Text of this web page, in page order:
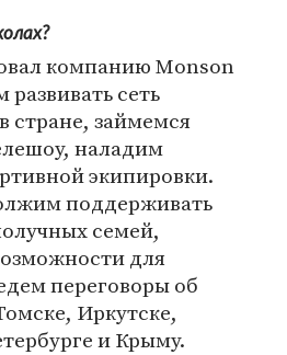
компанию Monson
сеть
стране, займемся
наладим
экипировки.
поддерживать
семей,
для
переговоры об
Иркутске,
и Крыму.